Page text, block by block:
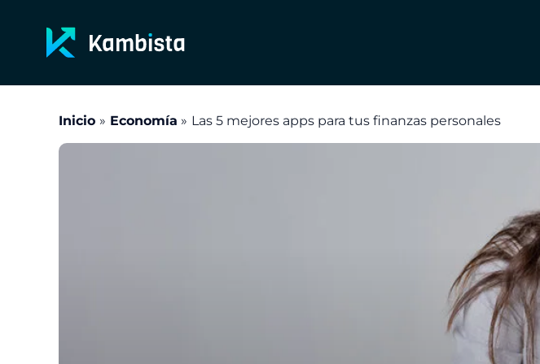
contenido
Inicio Economía Las 5 mejores apps para tus finanzas personales